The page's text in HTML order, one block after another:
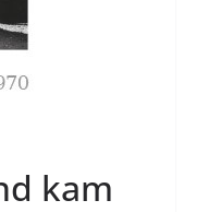
kam